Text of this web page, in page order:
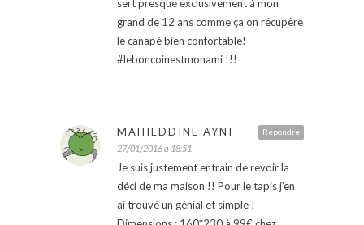
sert presque exclusivement à mon
grand de 12 ans comme ça on récupère
le canapé bien confortable!
#leboncoinestmonami !!!
Répondre
MAHIEDDINE AYNI
27/01/2016 à 18:51
Je suis justement entrain de revoir la
déci de ma maison !! Pour le tapis j’en
ai trouvé un génial et simple !